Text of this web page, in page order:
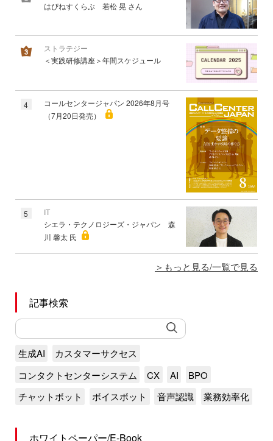
はぴねすくらぶ 若松 晃 さん
ストラテジー
＜実践研修講座＞年間スケジュール
4
コールセンタージャパン 2026年8月号
（7月20日発売）
5
IT
シエラ・テクノロジーズ・ジャパン 森
川 馨太 氏
もっと見る/一覧で見る
記事検索
生成AI
カスタマーサクセス
コンタクトセンターシステム
CX AI
BPO
チャットボット
ボイスボット 音声認識 業務効率化
ホワイトペーパー/E-Book